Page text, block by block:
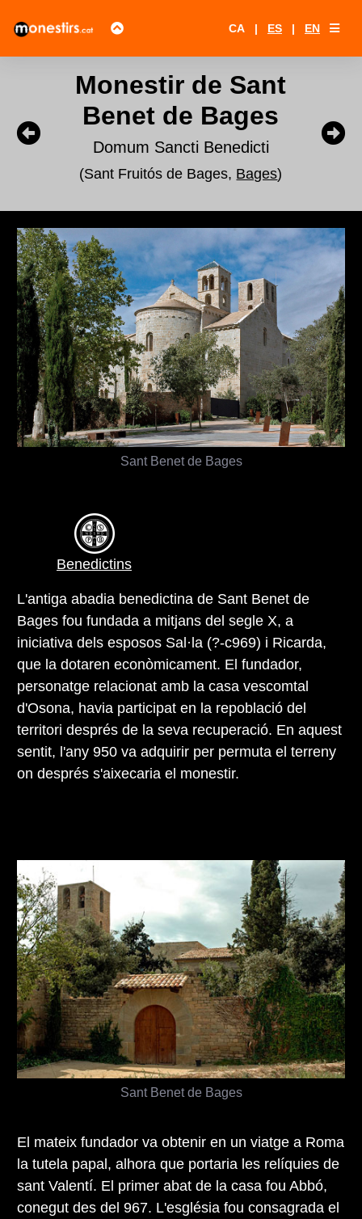
CA | ES | EN
Monestir de Sant
Benet de Bages
Domum Sancti Benedicti
(Sant Fruitós de Bages, Bages)
Sant Benet de Bages
Benedictins
L'antiga abadia benedictina de Sant Benet de
Bages fou fundada a mitjans del segle X, a
iniciativa dels esposos Sal·la (?-c969) i Ricarda,
que la dotaren econòmicament. El fundador,
personatge relacionat amb la casa vescomtal
d'Osona, havia participat en la repoblació del
territori després de la seva recuperació. En aquest
sentit, l'any 950 va adquirir per permuta el terreny
on després s'aixecaria el monestir.
Sant Benet de Bages
El mateix fundador va obtenir en un viatge a Roma
la tutela papal, alhora que portaria les relíquies de
sant Valentí. El primer abat de la casa fou Abbó,
conegut des del 967. L'església fou consagrada el